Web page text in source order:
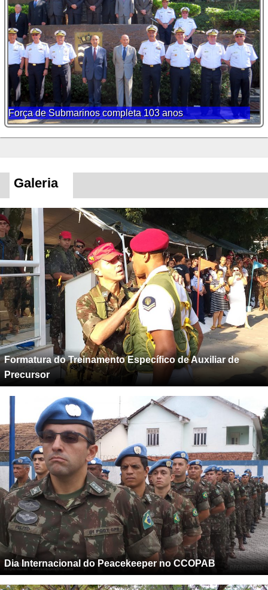
Força de Submarinos completa 103 anos
Galeria
Formatura do Treinamento Específico de Auxiliar de
Precursor
Dia Internacional do Peacekeeper no CCOPAB